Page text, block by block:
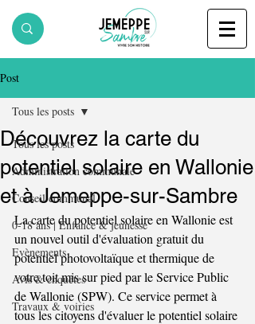
Post
Tous les posts
Administration communale
Conseil communal
0-18 ans | Enfance & jeunesse
Evènements
Avis & enquêtes
Travaux & voiries
Tous les posts
Découvrez la carte du
potentiel solaire en Wallonie
et à Jemeppe-sur-Sambre
La carte du potentiel solaire en Wallonie est
un nouvel outil d'évaluation gratuit du
potentiel photovoltaïque et thermique de
votre toit mis sur pied par le Service Public
de Wallonie (SPW). Ce service permet à
tous les citoyens d'évaluer le potentiel solaire